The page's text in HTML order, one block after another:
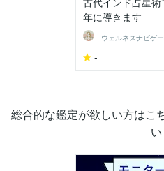
年に導きます
ウェルネスナビゲ
-
総合的な鑑定が欲しい方はこ
い